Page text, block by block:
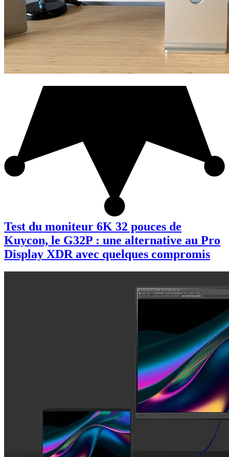
Test du moniteur 6K 32 pouces de
Kuycon, le G32P : une alternative au Pro
Display XDR avec quelques compromis